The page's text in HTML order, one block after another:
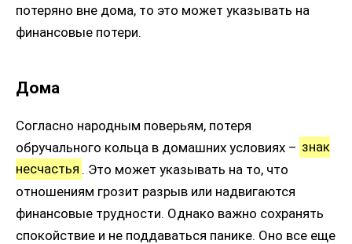
потеряно вне дома, то это может указывать на
финансовые потери.
Дома
Согласно народным поверьям, потеря
обручального кольца в домашних условиях – знак
несчастья . Это может указывать на то, что
отношениям грозит разрыв или надвигаются
финансовые трудности. Однако важно сохранять
спокойствие и не поддаваться панике. Оно все еще